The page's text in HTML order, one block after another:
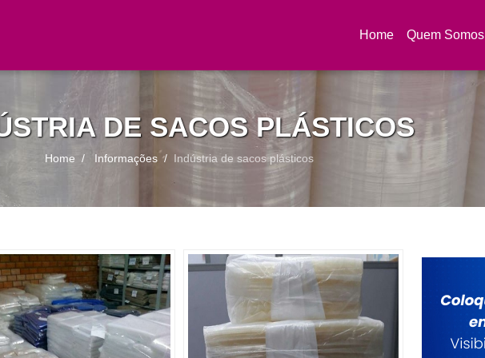
Home
(current)
Quem Somos
DE SACOS PLÁSTICOS
Home Informações Indústria de sacos plásticos